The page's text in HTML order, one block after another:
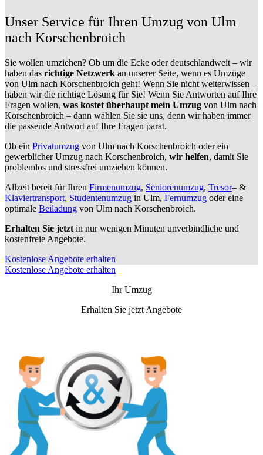
Unser Service für Ihren Umzug von Ulm
nach Korschenbroich
Sie wollen umziehen? Ob um die Ecke oder deutschlandweit – wir
haben das richtige Netzwerk an unserer Seite, wenn es Umzüge
von Ulm nach Korschenbroich geht! Wenn Sie nicht weiterwissen –
haben wir die richtige Lösung für Sie! Wenn Sie Antworten auf Ihre
Fragen wollen, was kostet überhaupt mein Umzug von Ulm nach
Korschenbroich – dann wählen Sie sie uns, denn wir haben immer
die passende Antwort auf Ihre Fragen parat.
Ob ein Privatumzug von Ulm nach Korschenbroich oder ein
gewerblicher Umzug nach Korschenbroich, wir helfen, damit Sie
problemlos und stressfrei umziehen können.
Allzeit bereit für Ihren Firmenumzug, Seniorenumzug, Tresor– &
Klaviertransport, Studentenumzug in Ulm, Fernumzug oder eine
optimale Beiladung von Ulm nach Korschenbroich.
Erhalten Sie jetzt in nur wenigen Minuten unverbindliche und
kostenfreie Angebote.
Kostenlose Angebote erhalten
Kostenlose Angebote erhalten
Ihr Umzug
Erhalten Sie jetzt Angebote